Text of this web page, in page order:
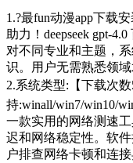
1.?最fun动漫app下载
助力！deepseek gpt-
对不同专业和主题，
识。用户无需熟悉领
2.系统类型:【下载次数
持:winall/win7/win10/
一款实用的网络测速
迟和网络稳定性。软
户排查网络卡顿和连接